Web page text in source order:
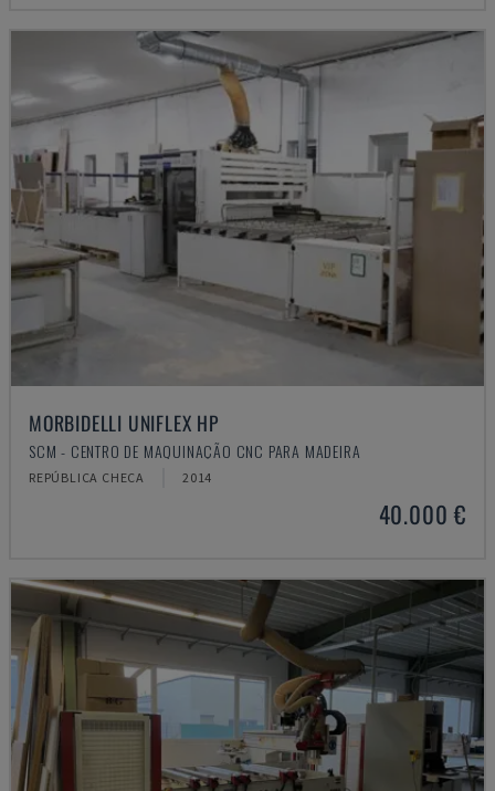
MORBIDELLI UNIFLEX HP
SCM - CENTRO DE MAQUINAÇÃO CNC PARA MADEIRA
REPÚBLICA CHECA 2014
40.000 €